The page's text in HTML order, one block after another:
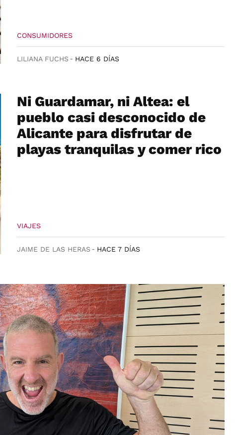
CONSUMIDORES
LILIANA FUCHS HACE 6 DÍAS
Ni Guardamar, ni Altea: el
pueblo casi desconocido de
Alicante para disfrutar de
playas tranquilas y comer rico
VIAJES
JAIME DE LAS HERAS HACE 7 DÍAS